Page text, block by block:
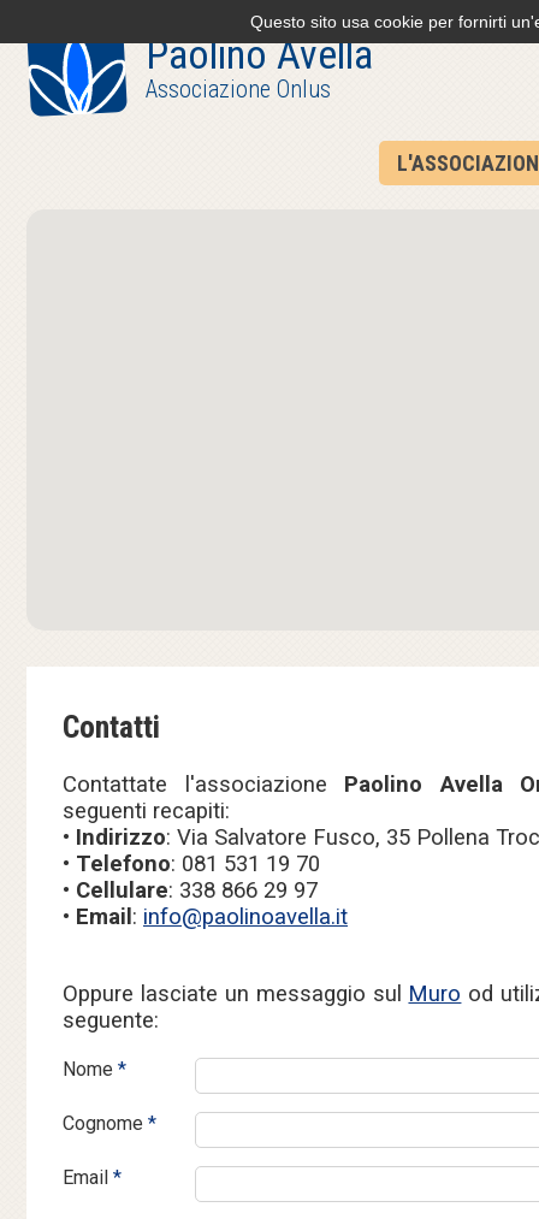
Paolino Avella
Associazione Onlus
Contatti
Contattate l'associazione Paolino Avella
seguenti recapiti:
• Indirizzo: Via Salvatore Fusco, 35 Pollena
• Telefono: 081 531 19 70
• Cellulare: 338 866 29 97
• Email: info@paolinoavella.it
Oppure lasciate un messaggio sul Muro od
seguente:
Nome *
Cognome *
Email *
Questo sito usa cookie per fornirti